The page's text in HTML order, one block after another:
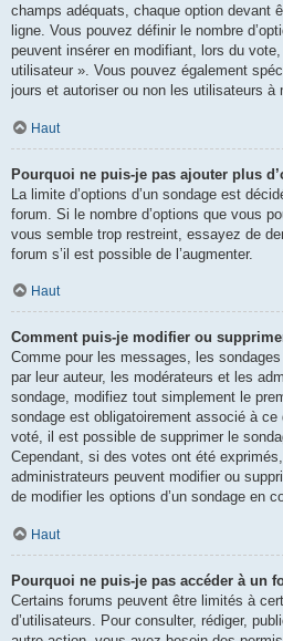
champs adéquats, chaque option devant
ligne. Vous pouvez définir le nombre
peuvent insérer en modifiant, lors du
utilisateur ». Vous pouvez également
jours et autoriser ou non les utilisateurs à
Haut
Pourquoi ne puis-je pas ajouter plus
La limite d’options d’un sondage est
forum. Si le nombre d’options que vous
vous semble trop restreint, essayez de
forum s’il est possible de l’augmenter.
Haut
Comment puis-je modifier ou
Comme pour les messages, les
par leur auteur, les modérateurs et les
sondage, modifiez tout simplement le
sondage est obligatoirement associé à ce
voté, il est possible de supprimer le
Cependant, si des votes ont été
administrateurs peuvent modifier ou
de modifier les options d’un sondage en
Haut
Pourquoi ne puis-je pas accéder à un
Certains forums peuvent être limités à
d’utilisateurs. Pour consulter, rédiger,